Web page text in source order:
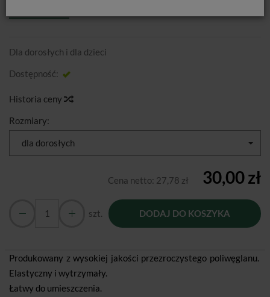
Dla dorosłych i dla dzieci
Dostępność:
Historia ceny
Rozmiary:
dla dorosłych
Cena netto: 27,78 zł 30,00 zł
szt. DODAJ DO KOSZYKA
Produkowany z wysokiej jakości przezroczystego poliwęglanu.
Elastyczny i wytrzymały.
Łatwy do umieszczenia.